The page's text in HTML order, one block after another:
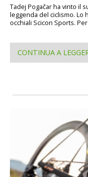
Tadej Pogačar ha vinto il
leggenda del ciclismo. Lo
occhiali Scicon Sports.
CONTINUA A